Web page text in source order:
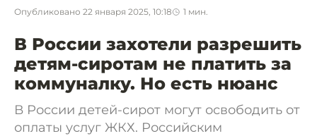
Опубликовано 22 января 2025, 10:18 1 мин.
В России захотели разрешить
детям-сиротам не платить за
коммуналку. Но есть нюанс
В России детей-сирот могут освободить от
оплаты услуг ЖКХ. Российским